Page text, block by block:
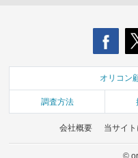
オリコン
調査方法
会社概要 当サイ